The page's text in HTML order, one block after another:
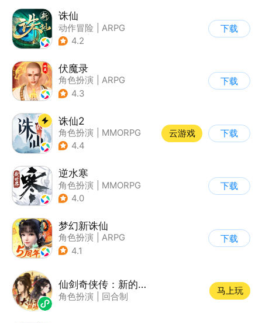
诛仙
动作冒险
ARPG
| 仙侠
4.2
下载
伏魔录
角色扮演
ARPG
| 仙侠
4.3
下载
诛仙2
角色扮演
MMORPG
| 仙侠
4.4
云游戏 下载
逆水寒
角色扮演
MMORPG
| 武侠
4.0
下载
梦幻新诛仙
角色扮演
ARPG
| 仙侠
4.1
下载
仙剑奇侠传：新的开始
角色扮演 回合制
马上玩